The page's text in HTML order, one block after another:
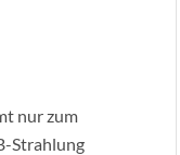
nur zum
Strahlung